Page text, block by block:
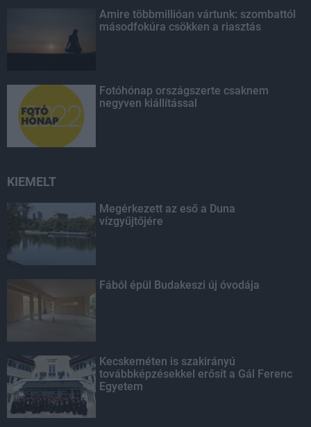
Amire többmillióan vártunk: szombattól
másodfokúra csökken a riasztás
Fotóhónap országszerte csaknem
negyven kiállítással
KIEMELT
Megérkezett az eső a Duna
vízgyűjtőjére
Fából épül Budakeszi új óvodája
Kecskeméten is szakirányú
továbbképzésekkel erősít a Gál Ferenc
Egyetem